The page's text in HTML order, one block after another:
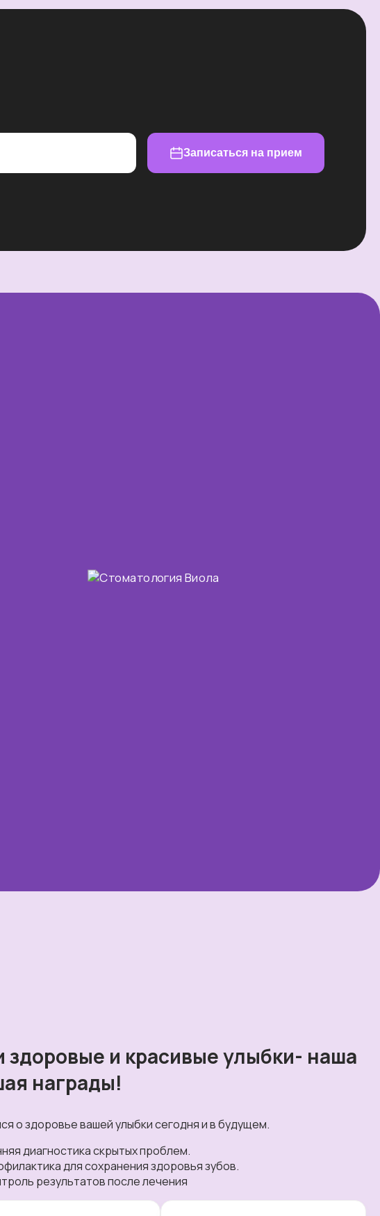
Записаться на прием
здоровые и красивые улыбки- наша
награды!
о здоровье вашей улыбки сегодня и в будущем.
диагностика скрытых проблем.
для сохранения здоровья зубов.
результатов после лечения